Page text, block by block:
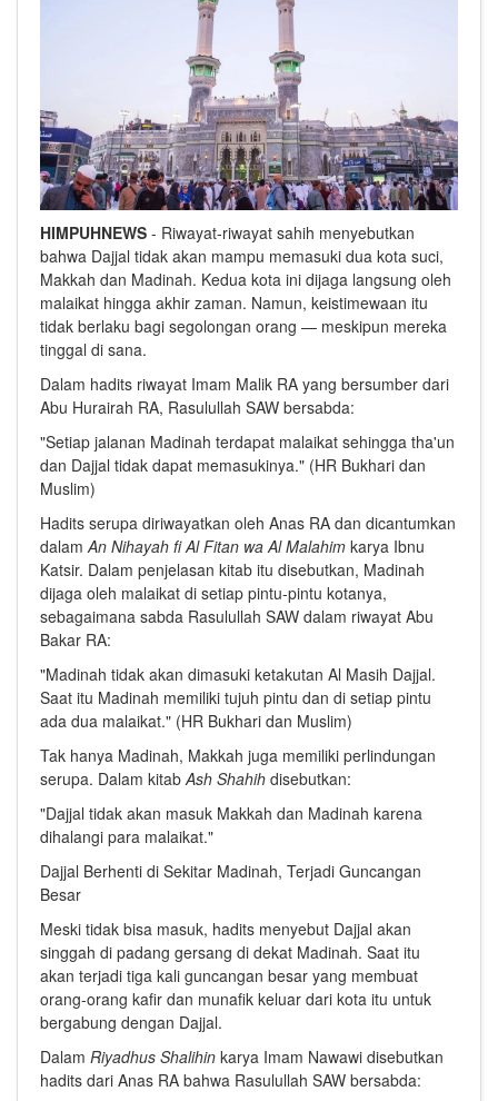
HIMPUHNEWS - Riwayat-riwayat sahih menyebutkan
bahwa Dajjal tidak akan mampu memasuki dua kota suci,
Makkah dan Madinah. Kedua kota ini dijaga langsung oleh
malaikat hingga akhir zaman. Namun, keistimewaan itu
tidak berlaku bagi segolongan orang — meskipun mereka
tinggal di sana.
Dalam hadits riwayat Imam Malik RA yang bersumber dari
Abu Hurairah RA, Rasulullah SAW bersabda:
"Setiap jalanan Madinah terdapat malaikat sehingga tha'un
dan Dajjal tidak dapat memasukinya." (HR Bukhari dan
Muslim)
Hadits serupa diriwayatkan oleh Anas RA dan dicantumkan
dalam An Nihayah fi Al Fitan wa Al Malahim karya Ibnu
Katsir. Dalam penjelasan kitab itu disebutkan, Madinah
dijaga oleh malaikat di setiap pintu-pintu kotanya,
sebagaimana sabda Rasulullah SAW dalam riwayat Abu
Bakar RA:
"Madinah tidak akan dimasuki ketakutan Al Masih Dajjal.
Saat itu Madinah memiliki tujuh pintu dan di setiap pintu
ada dua malaikat." (HR Bukhari dan Muslim)
Tak hanya Madinah, Makkah juga memiliki perlindungan
serupa. Dalam kitab Ash Shahih disebutkan:
"Dajjal tidak akan masuk Makkah dan Madinah karena
dihalangi para malaikat."
Dajjal Berhenti di Sekitar Madinah, Terjadi Guncangan
Besar
Meski tidak bisa masuk, hadits menyebut Dajjal akan
singgah di padang gersang di dekat Madinah. Saat itu
akan terjadi tiga kali guncangan besar yang membuat
orang-orang kafir dan munafik keluar dari kota itu untuk
bergabung dengan Dajjal.
Dalam Riyadhus Shalihin karya Imam Nawawi disebutkan
hadits dari Anas RA bahwa Rasulullah SAW bersabda: